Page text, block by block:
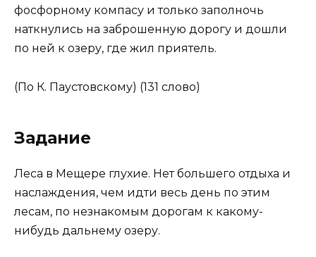
фосфорному компасу и только заполночь
наткну­лись на заброшенную дорогу и дошли
по ней к озеру, где жил при­ятель.
(По К. Паустовскому) (131 слово)
Задание
Леса в Мещере глухие. Нет большего отдыха и
наслаждения, чем идти весь день по этим
лесам, по незнакомым дорогам к какому-
нибудь дальнему озеру.